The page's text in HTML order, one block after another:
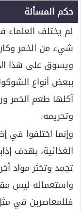
حكم المسألة
لم يختلف
شيء من الخمر
ويسوق على هذا
ببعض أنواع
آكلها طعم الخمر
وتحريمه.
وإنما اختلفوا في
الغذائية، بهدف
تجمد وتخثر مواد
واستعماله ليس
فللمعاصرين في